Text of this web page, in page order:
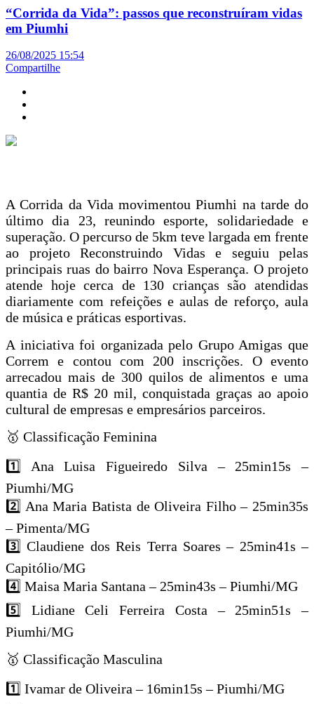
“Corrida da Vida”: passos que reconstruíram vidas
em Piumhi
26/08/2025 15:54
Compartilhe
A Corrida da Vida movimentou Piumhi na tarde do
último dia 23, reunindo esporte, solidariedade e
superação. O percurso de 5km teve largada em frente
ao projeto Reconstruindo Vidas e seguiu pelas
principais ruas do bairro Nova Esperança. O projeto
atende hoje cerca de 130 crianças são atendidas
diariamente com refeições e aulas de reforço, aula
de música e práticas esportivas.
A iniciativa foi organizada pelo Grupo Amigas que
Correm e contou com 200 inscrições. O evento
arrecadou mais de 300 quilos de alimentos e uma
quantia de R$ 20 mil, conquistada graças ao apoio
cultural de empresas e empresários parceiros.
🥇 Classificação Feminina
1️⃣ Ana Luisa Figueiredo Silva – 25min15s –
Piumhi/MG
2️⃣ Ana Maria Batista de Oliveira Filho – 25min35s
– Pimenta/MG
3️⃣ Claudiene dos Reis Terra Soares – 25min41s –
Capitólio/MG
4️⃣ Maisa Maria Santana – 25min43s – Piumhi/MG
5️⃣ Lidiane Celi Ferreira Costa – 25min51s –
Piumhi/MG
🥇 Classificação Masculina
1️⃣ Ivamar de Oliveira – 16min15s – Piumhi/MG